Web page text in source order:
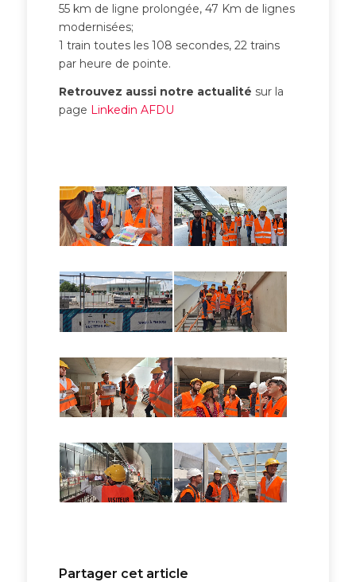
55 km de ligne prolongée, 47 Km de lignes
modernisées;
1 train toutes les 108 secondes, 22 trains
par heure de pointe.
Retrouvez aussi notre actualité sur la
page Linkedin AFDU
Partager cet article